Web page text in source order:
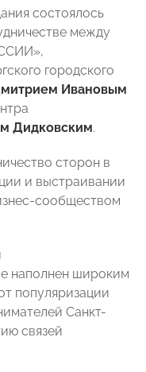
состоялось
между
городского
Ивановым
Дидковским.
сторон в
и выстраивании
сообществом
наполнен широким
популяризации
Санкт-
связей